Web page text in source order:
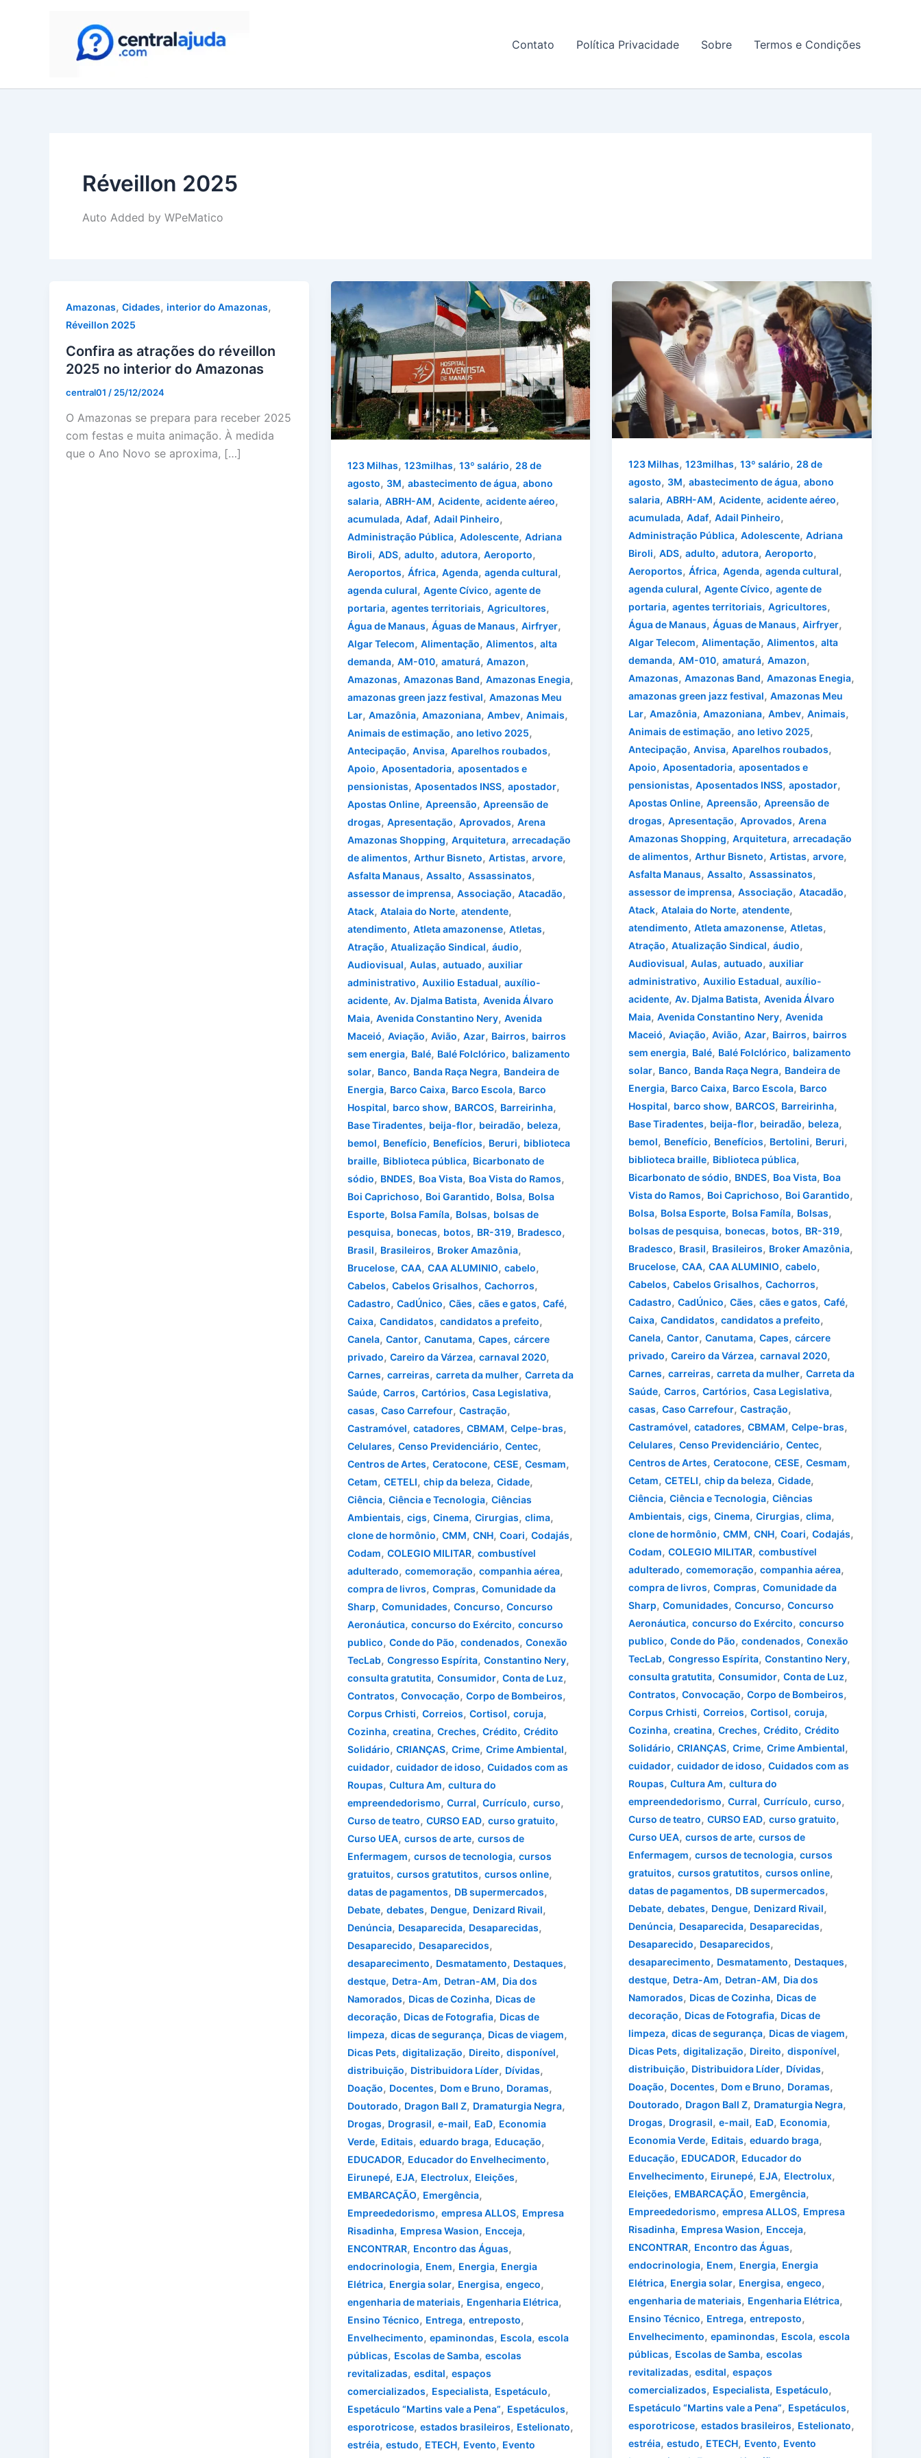
Contato Política Privacidade Sobre Termos e Condições
Réveillon 2025
Auto Added by WPeMatico
Amazonas, Cidades, interior do Amazonas,
Réveillon 2025
Confira as atrações do réveillon
2025 no interior do Amazonas
central01 / 25/12/2024
O Amazonas se prepara para receber 2025
com festas e muita animação. À medida
que o Ano Novo se aproxima, […]
123 Milhas, 123milhas, 13º salário, 28 de
agosto, 3M, abastecimento de água, abono
salaria, ABRH-AM, Acidente, acidente aéreo,
acumulada, Adaf, Adail Pinheiro,
Administração Pública, Adolescente, Adriana
Biroli, ADS, adulto, adutora, Aeroporto,
Aeroportos, África, Agenda, agenda cultural,
agenda culural, Agente Cívico, agente de
portaria, agentes territoriais, Agricultores,
Água de Manaus, Águas de Manaus, Airfryer,
Algar Telecom, Alimentação, Alimentos, alta
demanda, AM-010, amaturá, Amazon,
Amazonas, Amazonas Band, Amazonas Enegia,
amazonas green jazz festival, Amazonas Meu
Lar, Amazônia, Amazoniana, Ambev, Animais,
Animais de estimação, ano letivo 2025,
Antecipação, Anvisa, Aparelhos roubados,
Apoio, Aposentadoria, aposentados e
pensionistas, Aposentados INSS, apostador,
Apostas Online, Apreensão, Apreensão de
drogas, Apresentação, Aprovados, Arena
Amazonas Shopping, Arquitetura, arrecadação
de alimentos, Arthur Bisneto, Artistas, arvore,
Asfalta Manaus, Assalto, Assassinatos,
assessor de imprensa, Associação, Atacadão,
Atack, Atalaia do Norte, atendente,
atendimento, Atleta amazonense, Atletas,
Atração, Atualização Sindical, áudio,
Audiovisual, Aulas, autuado, auxiliar
administrativo, Auxilio Estadual, auxílio-
acidente, Av. Djalma Batista, Avenida Álvaro
Maia, Avenida Constantino Nery, Avenida
Maceió, Aviação, Avião, Azar, Bairros, bairros
sem energia, Balé, Balé Folclórico, balizamento
solar, Banco, Banda Raça Negra, Bandeira de
Energia, Barco Caixa, Barco Escola, Barco
Hospital, barco show, BARCOS, Barreirinha,
Base Tiradentes, beija-flor, beiradão, beleza,
bemol, Benefício, Benefícios, Beruri, biblioteca
braille, Biblioteca pública, Bicarbonato de
sódio, BNDES, Boa Vista, Boa Vista do Ramos,
Boi Caprichoso, Boi Garantido, Bolsa, Bolsa
Esporte, Bolsa Famíla, Bolsas, bolsas de
pesquisa, bonecas, botos, BR-319, Bradesco,
Brasil, Brasileiros, Broker Amazônia,
Brucelose, CAA, CAA ALUMINIO, cabelo,
Cabelos, Cabelos Grisalhos, Cachorros,
Cadastro, CadÚnico, Cães, cães e gatos, Café,
Caixa, Candidatos, candidatos a prefeito,
Canela, Cantor, Canutama, Capes, cárcere
privado, Careiro da Várzea, carnaval 2020,
Carnes, carreiras, carreta da mulher, Carreta da
Saúde, Carros, Cartórios, Casa Legislativa,
casas, Caso Carrefour, Castração,
Castramóvel, catadores, CBMAM, Celpe-bras,
Celulares, Censo Previdenciário, Centec,
Centros de Artes, Ceratocone, CESE, Cesmam,
Cetam, CETELI, chip da beleza, Cidade,
Ciência, Ciência e Tecnologia, Ciências
Ambientais, cigs, Cinema, Cirurgias, clima,
clone de hormônio, CMM, CNH, Coari, Codajás,
Codam, COLEGIO MILITAR, combustível
adulterado, comemoração, companhia aérea,
compra de livros, Compras, Comunidade da
Sharp, Comunidades, Concurso, Concurso
Aeronáutica, concurso do Exército, concurso
publico, Conde do Pão, condenados, Conexão
TecLab, Congresso Espírita, Constantino Nery,
consulta gratutita, Consumidor, Conta de Luz,
Contratos, Convocação, Corpo de Bombeiros,
Corpus Crhisti, Correios, Cortisol, coruja,
Cozinha, creatina, Creches, Crédito, Crédito
Solidário, CRIANÇAS, Crime, Crime Ambiental,
cuidador, cuidador de idoso, Cuidados com as
Roupas, Cultura Am, cultura do
empreendedorismo, Curral, Currículo, curso,
Curso de teatro, CURSO EAD, curso gratuito,
Curso UEA, cursos de arte, cursos de
Enfermagem, cursos de tecnologia, cursos
gratuitos, cursos gratutitos, cursos online,
datas de pagamentos, DB supermercados,
Debate, debates, Dengue, Denizard Rivail,
Denúncia, Desaparecida, Desaparecidas,
Desaparecido, Desaparecidos,
desaparecimento, Desmatamento, Destaques,
destque, Detra-Am, Detran-AM, Dia dos
Namorados, Dicas de Cozinha, Dicas de
decoração, Dicas de Fotografia, Dicas de
limpeza, dicas de segurança, Dicas de viagem,
Dicas Pets, digitalização, Direito, disponível,
distribuição, Distribuidora Líder, Dívidas,
Doação, Docentes, Dom e Bruno, Doramas,
Doutorado, Dragon Ball Z, Dramaturgia Negra,
Drogas, Drograsil, e-mail, EaD, Economia
Verde, Editais, eduardo braga, Educação,
EDUCADOR, Educador do Envelhecimento,
Eirunepé, EJA, Electrolux, Eleições,
EMBARCAÇÃO, Emergência,
Empreededorismo, empresa ALLOS, Empresa
Risadinha, Empresa Wasion, Encceja,
ENCONTRAR, Encontro das Águas,
endocrinologia, Enem, Energia, Energia
Elétrica, Energia solar, Energisa, engeco,
engenharia de materiais, Engenharia Elétrica,
Ensino Técnico, Entrega, entreposto,
Envelhecimento, epaminondas, Escola, escola
públicas, Escolas de Samba, escolas
revitalizadas, esdital, espaços
comercializados, Especialista, Espetáculo,
Espetáculo “Martins vale a Pena”, Espetáculos,
esporotricose, estados brasileiros, Estelionato,
estréia, estudo, ETECH, Evento, Evento
123 Milhas,123milhas,13º salário, 28 de
agosto, 3M,abastecimento de água,abono
salaria,ABRH-AM,Acidente,acidente aéreo,
acumulada,Adaf,Adail Pinheiro,
Administração Pública,Adolescente,Adriana
Biroli,ADS,adulto,adutora,Aeroporto,
Aeroportos,África,Agenda,agenda cultural,
agenda culural,Agente Cívico,agente de
portaria,agentes territoriais,Agricultores,
Água de Manaus,Águas de Manaus,Airfryer,
Algar Telecom,Alimentação,Alimentos,alta
demanda,AM-010,amaturá,Amazon,
Amazonas,Amazonas Band,Amazonas Enegia,
amazonas green jazz festival,Amazonas Meu
Lar,Amazônia,Amazoniana,Ambev,Animais,
Animais de estimação,ano letivo 2025,
Antecipação,Anvisa,Aparelhos roubados,
Apoio,Aposentadoria,aposentados e
pensionistas,Aposentados INSS,apostador,
Apostas Online,Apreensão,Apreensão de
drogas,Apresentação,Aprovados,Arena
Amazonas Shopping,Arquitetura,arrecadação
de alimentos,Arthur Bisneto,Artistas,arvore,
Asfalta Manaus,Assalto,Assassinatos,
assessor de imprensa,Associação,Atacadão,
Atack,Atalaia do Norte,atendente,
atendimento,Atleta amazonense,Atletas,
Atração,Atualização Sindical,áudio,
Audiovisual,Aulas,autuado,auxiliar
administrativo,Auxilio Estadual,auxílio-
acidente,Av. Djalma Batista,Avenida Álvaro
Maia,Avenida Constantino Nery,Avenida
Maceió,Aviação,Avião,Azar, Bairros, bairros
sem energia, Balé, Balé Folclórico, balizamento
solar, Banco, Banda Raça Negra, Bandeira de
Energia, Barco Caixa, Barco Escola, Barco
Hospital, barco show, BARCOS, Barreirinha,
Base Tiradentes, beija-flor, beiradão, beleza,
bemol, Benefício, Benefícios, Bertolini, Beruri,
biblioteca braille, Biblioteca pública,
Bicarbonato de sódio, BNDES, Boa Vista, Boa
Vista do Ramos, Boi Caprichoso, Boi Garantido,
Bolsa, Bolsa Esporte, Bolsa Famíla, Bolsas,
bolsas de pesquisa, bonecas, botos, BR-319,
Bradesco, Brasil, Brasileiros, Broker Amazônia,
Brucelose,CAA,CAA ALUMINIO,cabelo,
Cabelos,Cabelos Grisalhos,Cachorros,
Cadastro,CadÚnico,Cães,cães e gatos,Café,
Caixa,Candidatos,candidatos a prefeito,
Canela,Cantor,Canutama,Capes,cárcere
privado,Careiro da Várzea,carnaval 2020,
Carnes,carreiras,carreta da mulher,Carreta da
Saúde,Carros,Cartórios,Casa Legislativa,
casas,Caso Carrefour,Castração,
Castramóvel,catadores,CBMAM,Celpe-bras,
Celulares,Censo Previdenciário,Centec,
Centros de Artes,Ceratocone,CESE,Cesmam,
Cetam,CETELI,chip da beleza,Cidade,
Ciência,Ciência e Tecnologia,Ciências
Ambientais,cigs,Cinema,Cirurgias,clima,
clone de hormônio,CMM,CNH,Coari,Codajás,
Codam,COLEGIO MILITAR,combustível
adulterado,comemoração,companhia aérea,
compra de livros,Compras,Comunidade da
Sharp,Comunidades,Concurso,Concurso
Aeronáutica,concurso do Exército,concurso
publico,Conde do Pão,condenados,Conexão
TecLab,Congresso Espírita,Constantino Nery,
consulta gratutita,Consumidor,Conta de Luz,
Contratos,Convocação,Corpo de Bombeiros,
Corpus Crhisti,Correios,Cortisol,coruja,
Cozinha,creatina,Creches,Crédito,Crédito
Solidário,CRIANÇAS,Crime,Crime Ambiental,
cuidador,cuidador de idoso,Cuidados com as
Roupas,Cultura Am,cultura do
empreendedorismo,Curral,Currículo,curso,
Curso de teatro,CURSO EAD,curso gratuito,
Curso UEA,cursos de arte,cursos de
Enfermagem,cursos de tecnologia,cursos
gratuitos,cursos gratutitos,cursos online,
datas de pagamentos, DB supermercados,
Debate,debates, Dengue, Denizard Rivail,
Denúncia, Desaparecida, Desaparecidas,
Desaparecido, Desaparecidos,
desaparecimento, Desmatamento, Destaques,
destque, Detra-Am, Detran-AM, Dia dos
Namorados, Dicas de Cozinha, Dicas de
decoração, Dicas de Fotografia, Dicas de
limpeza,dicas de segurança, Dicas de viagem,
Dicas Pets,digitalização, Direito,disponível,
distribuição, Distribuidora Líder, Dívidas,
Doação, Docentes, Dom e Bruno, Doramas,
Doutorado, Dragon Ball Z, Dramaturgia Negra,
Drogas, Drograsil,e-mail, EaD, Economia,
Economia Verde, Editais,eduardo braga,
Educação, EDUCADOR, Educador do
Envelhecimento, Eirunepé, EJA, Electrolux,
Eleições, EMBARCAÇÃO, Emergência,
Empreededorismo,empresa ALLOS, Empresa
Risadinha, Empresa Wasion, Encceja,
ENCONTRAR, Encontro das Águas,
endocrinologia, Enem, Energia, Energia
Elétrica, Energia solar, Energisa,engeco,
engenharia de materiais, Engenharia Elétrica,
Ensino Técnico, Entrega,entreposto,
Envelhecimento,epaminondas, Escola,escola
públicas, Escolas de Samba,escolas
revitalizadas,esdital,espaços
comercializados, Especialista, Espetáculo,
Espetáculo “Martins vale a Pena”, Espetáculos,
esporotricose,estados brasileiros, Estelionato,
estréia,estudo, ETECH, Evento, Evento